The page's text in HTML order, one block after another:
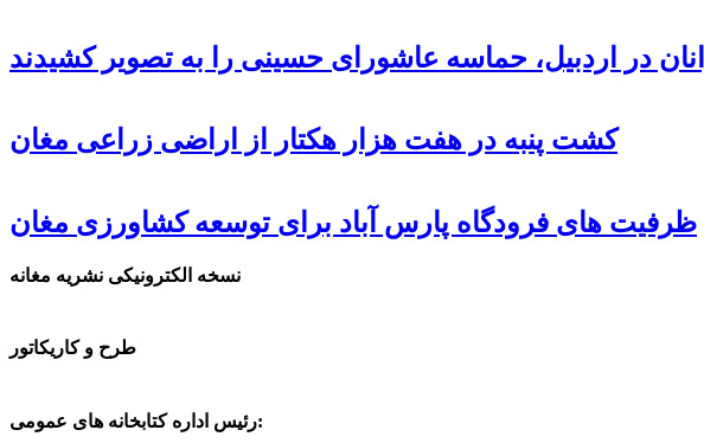
در اردبیل، حماسه عاشورای حسینی را به تصویر کشیدند
کشت پنبه در هفت هزار هکتار از اراضی زراعی مغان
ظرفیت های فرودگاه پارس آباد برای توسعه کشاورزی مغان
نسخه الکترونیکی نشریه مغانه
طرح و کاریکاتور
رئیس اداره کتابخانه های عمومی: